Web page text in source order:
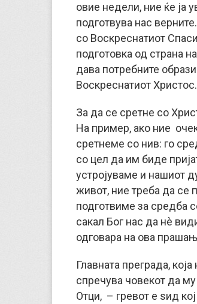
овие недели, ние ќе ја
подготвува нас
со Воскреснатиот
подготовка од страна
дава потребните
Воскреснатиот Христос.
За да се сретне со
На пример, ако ние
сретнеме со нив: го
со цел да им биде
устројуваме и нашиот
живот, ние треба да се
подготвиме за средба
сакал Бог нас да нè
одговара на ова
Главната преграда,
спречува човекот да
Отци, – гревот е ѕид